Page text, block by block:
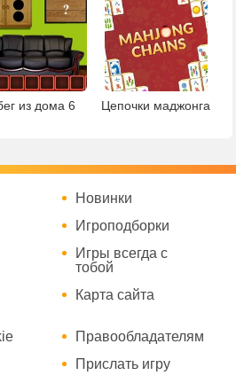
из дома 6 Цепочки маджонга
Новинки
Игроподборки
Игры всегда с
тобой
Карта сайта
Правообладателям
Прислать игру